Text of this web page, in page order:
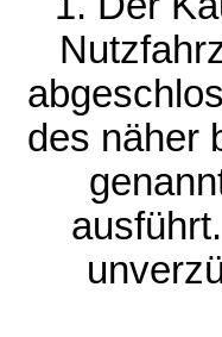
des näher